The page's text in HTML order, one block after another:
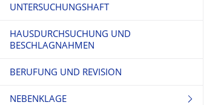
UNTERSUCHUNGSHAFT
HAUSDURCHSUCHUNG UND
BESCHLAGNAHMEN
BERUFUNG UND REVISION
NEBENKLAGE